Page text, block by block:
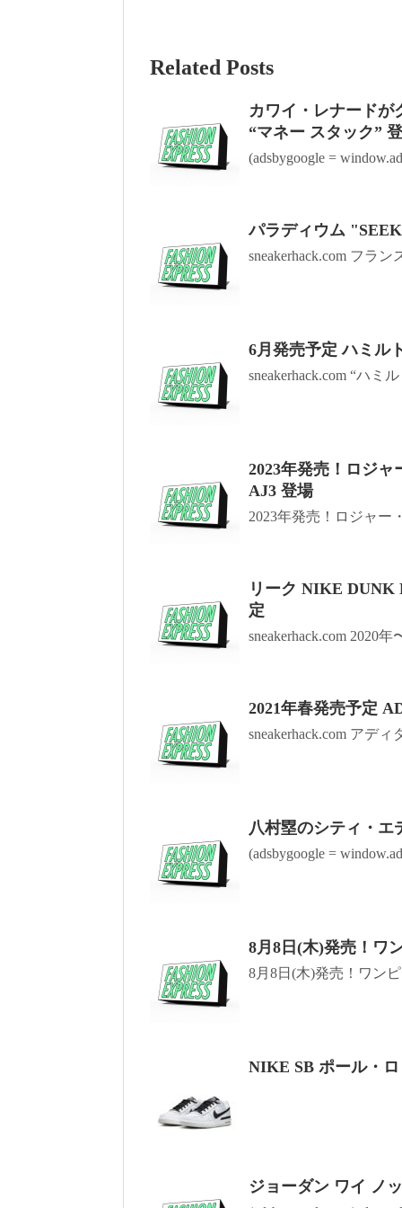
Related Posts
カワイ・レナードが
“マネー スタック”
(adsbygoogle =
パラディウム
sneakerhack.com フラ
6月発売予定 ハミル
sneakerhack.com “ハミ
2023年発売！ロジ
AJ3 登場
2023年発売！ロジャー
リーク NIKE DUNK
定
sneakerhack.com 2020年
2021年春発売予定
sneakerhack.com アデ
八村塁のシティ・エ
(adsbygoogle =
8月8日(木)発売！ワ
8月8日(木)発売！ワン
NIKE SB ポール・
ジョーダン ワイ ノ